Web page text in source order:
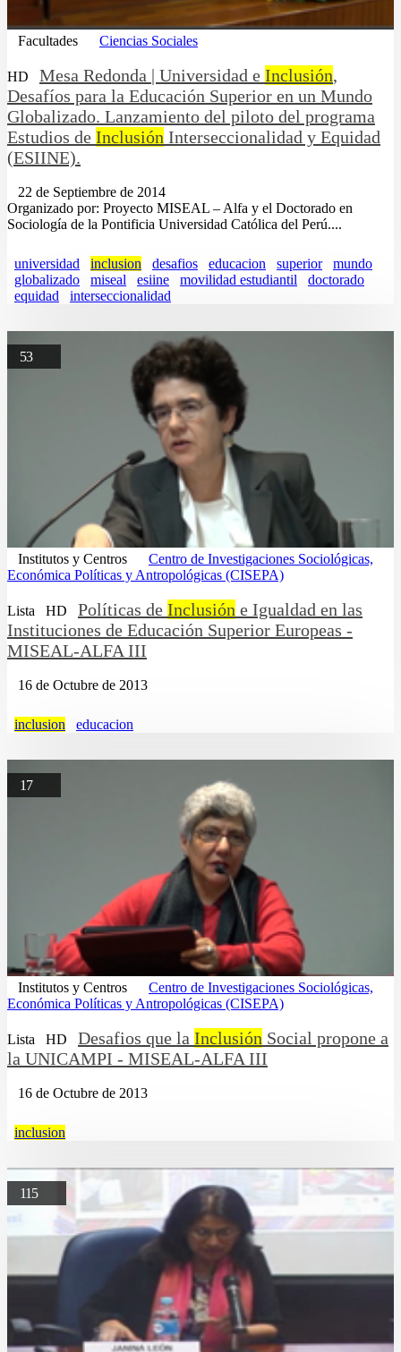
Facultades Ciencias Sociales
HD Mesa Redonda | Universidad e Inclusión,
Desafíos para la Educación Superior en un Mundo
Globalizado. Lanzamiento del piloto del programa
Estudios de Inclusión Interseccionalidad y Equidad
(ESIINE).
22 de Septiembre de 2014
Organizado por: Proyecto MISEAL – Alfa y el Doctorado en
Sociología de la Pontificia Universidad Católica del Perú....
universidad inclusion desafios educacion superior
mundo
globalizado
miseal esiine movilidad estudiantil
doctorado
equidad
interseccionalidad
53
Institutos y Centros
Centro de Investigaciones Sociológicas,
Económica Políticas y Antropológicas (CISEPA)
Lista HD Políticas de Inclusión e Igualdad en las
Instituciones de Educación Superior Europeas -
MISEAL-ALFA III
16 de Octubre de 2013
inclusion educacion
17
Institutos y Centros
Centro de Investigaciones Sociológicas,
Económica Políticas y Antropológicas (CISEPA)
Lista HD Desafios que la Inclusión Social propone a
la UNICAMPI - MISEAL-ALFA III
16 de Octubre de 2013
inclusion
115